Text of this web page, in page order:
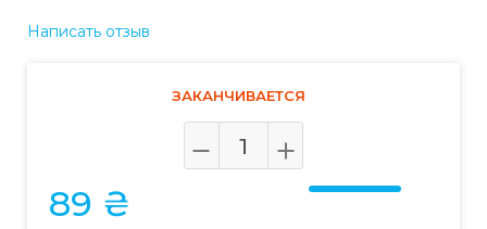
Написать отзыв
ЗАКАНЧИВАЕТСЯ
89 ₴